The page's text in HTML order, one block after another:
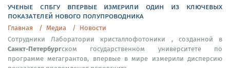
ученые спбгу впервые измерили один из ключевых
показателей нового полупроводника
Главная Медиа
Новости
Сотрудники Лаборатории кристаллофотоники , созданной в
Санкт-Петербургском государственном университете по
программе мегагрантов, впервые в мире измерили дисперсию